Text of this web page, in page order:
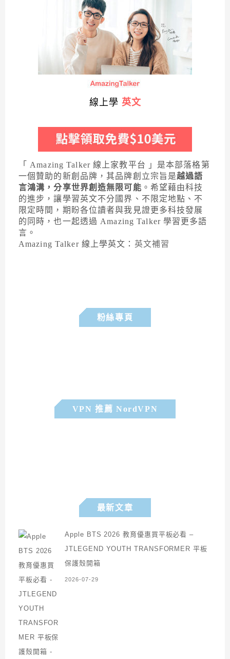
線上學 英文
「 Amazing Talker 線上家教平台 」是本部落格第
一個贊助的新創品牌，其品牌創立宗旨是越過語
言鴻溝，分享世界創造無限可能 。希望藉由科技
的進步，讓學習英文不分國界、不限定地點、不
限定時間，期盼各位讀者與我見證更多科技發展
的同時，也一起透過 Amazing Talker 學習更多語
言。
Amazing Talker 線上學英文： 英文補習
粉絲專頁
VPN 推薦 NordVPN
最新文章
Apple BTS 2026 教育優惠買平板必看 –
JTLEGEND YOUTH TRANSFORMER 平板
保護殼開箱
2026-07-29